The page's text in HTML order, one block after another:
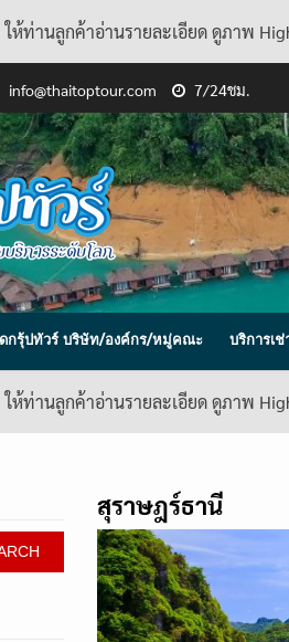
ห้ท่านลูกค้าอ่านรายละเอียด ดูภาพ
info@thaitoptour.com 7/24ชม.
กรุ้ปทัวร์ บริษัท/องค์กร/หมู่คณะ บริการเช่
ห้ท่านลูกค้าอ่านรายละเอียด ดูภาพ
สุราษฎร์ธานี